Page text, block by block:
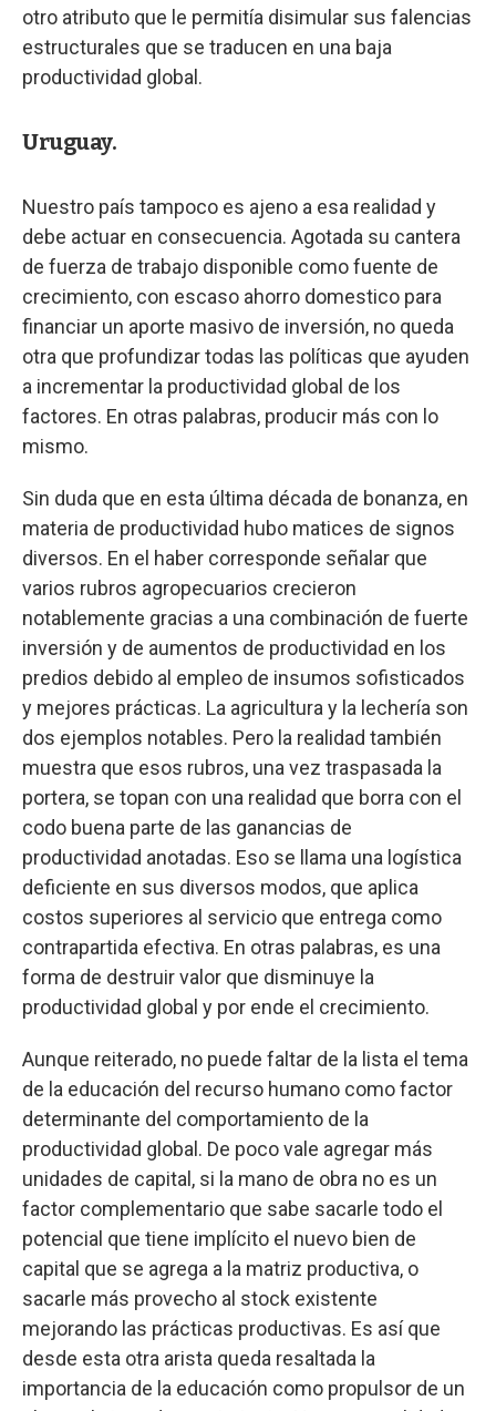
otro atributo que le permitía disimular sus falencias
estructurales que se traducen en una baja
productividad global.
Uruguay.
Nuestro país tampoco es ajeno a esa realidad y
debe actuar en consecuencia. Agotada su cantera
de fuerza de trabajo disponible como fuente de
crecimiento, con escaso ahorro domestico para
financiar un aporte masivo de inversión, no queda
otra que profundizar todas las políticas que ayuden
a incrementar la productividad global de los
factores. En otras palabras, producir más con lo
mismo.
Sin duda que en esta última década de bonanza, en
materia de productividad hubo matices de signos
diversos. En el haber corresponde señalar que
varios rubros agropecuarios crecieron
notablemente gracias a una combinación de fuerte
inversión y de aumentos de productividad en los
predios debido al empleo de insumos sofisticados
y mejores prácticas. La agricultura y la lechería son
dos ejemplos notables. Pero la realidad también
muestra que esos rubros, una vez traspasada la
portera, se topan con una realidad que borra con el
codo buena parte de las ganancias de
productividad anotadas. Eso se llama una logística
deficiente en sus diversos modos, que aplica
costos superiores al servicio que entrega como
contrapartida efectiva. En otras palabras, es una
forma de destruir valor que disminuye la
productividad global y por ende el crecimiento.
Aunque reiterado, no puede faltar de la lista el tema
de la educación del recurso humano como factor
determinante del comportamiento de la
productividad global. De poco vale agregar más
unidades de capital, si la mano de obra no es un
factor complementario que sabe sacarle todo el
potencial que tiene implícito el nuevo bien de
capital que se agrega a la matriz productiva, o
sacarle más provecho al stock existente
mejorando las prácticas productivas. Es así que
desde esta otra arista queda resaltada la
importancia de la educación como propulsor de un